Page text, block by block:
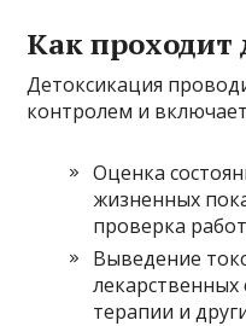
Как проходит
Детоксикация
контролем и
Оценка
жизненных
проверка
Выведение
терапии и